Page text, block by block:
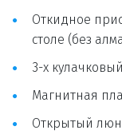
Откидное
столе (без
3-х
Магнитная
Открытый